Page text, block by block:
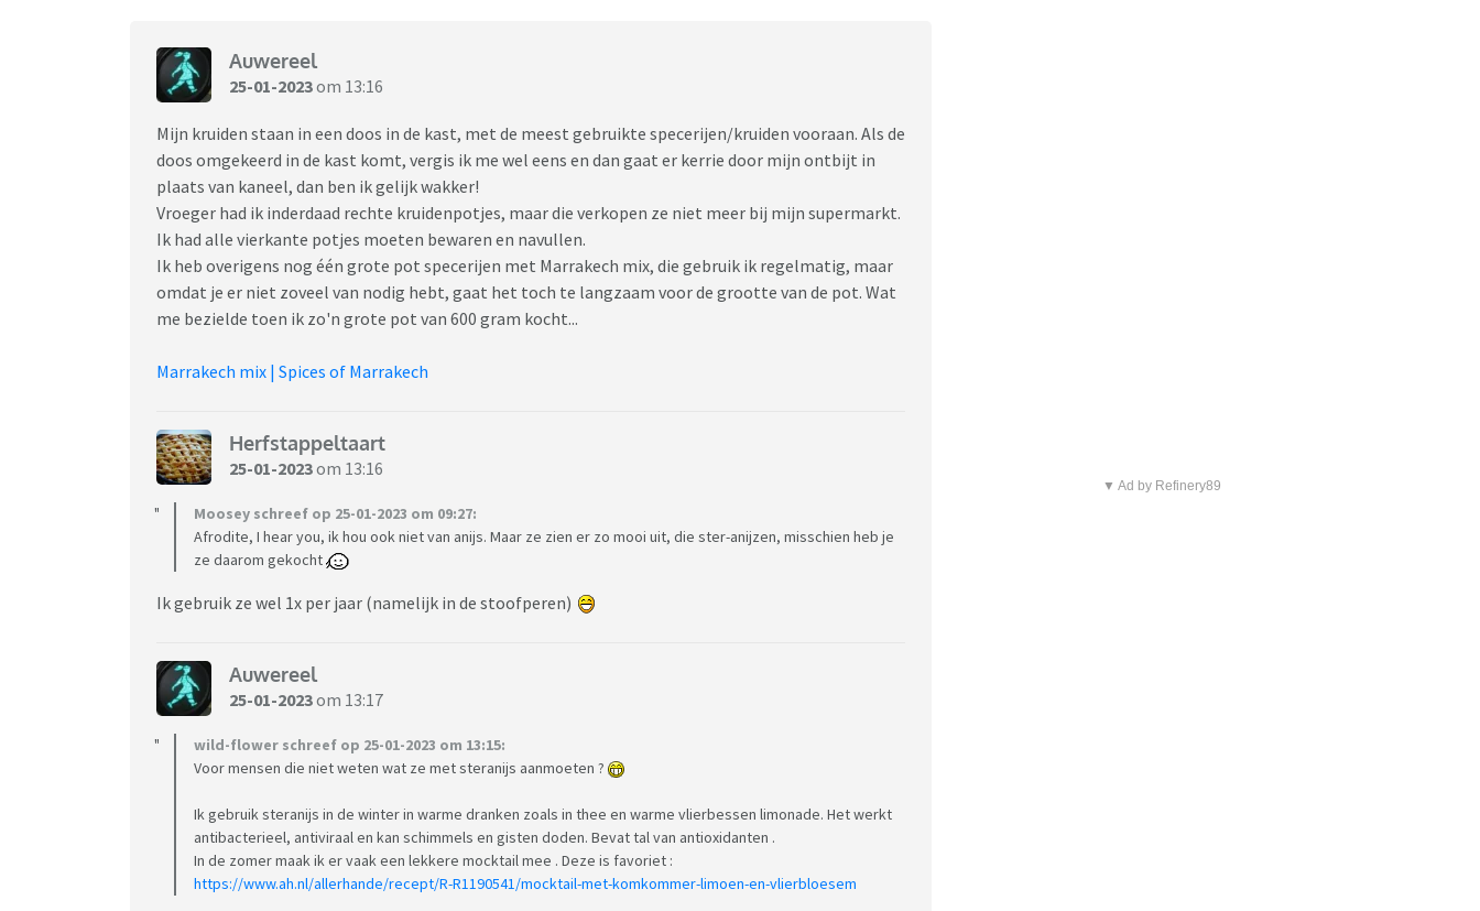
Auwereel
25-01-2023om 13:16
Mijn kruiden staan in een doos in de kast, met de meest gebruikte specerijen/kruiden vooraan. Als de
doos omgekeerd in de kast komt, vergis ik me wel eens en dan gaat er kerrie door mijn ontbijt in
plaats van kaneel, dan ben ik gelijk wakker!
Vroeger had ik inderdaad rechte kruidenpotjes, maar die verkopen ze niet meer bij mijn supermarkt.
Ik had alle vierkante potjes moeten bewaren en navullen.
Ik heb overigens nog één grote pot specerijen met Marrakech mix, die gebruik ik regelmatig, maar
omdat je er niet zoveel van nodig hebt, gaat het toch te langzaam voor de grootte van de pot. Wat
me bezielde toen ik zo'n grote pot van 600 gram kocht...
Marrakech mix | Spices of Marrakech
Herfstappeltaart
25-01-2023om 13:16
Moosey schreef op 25-01-2023 om 09:27:
Afrodite, I hear you, ik hou ook niet van anijs. Maar ze zien er zo mooi uit, die ster-anijzen, misschien heb je
ze daarom gekocht
Ik gebruik ze wel 1x per jaar (namelijk in de stoofperen)
Auwereel
25-01-2023om 13:17
wild-flower schreef op 25-01-2023 om 13:15:
Voor mensen die niet weten wat ze met steranijs aanmoeten ?
Ik gebruik steranijs in de winter in warme dranken zoals in thee en warme vlierbessen limonade. Het werkt
antibacterieel, antiviraal en kan schimmels en gisten doden. Bevat tal van antioxidanten .
In de zomer maak ik er vaak een lekkere mocktail mee . Deze is favoriet :
https://www.ah.nl/allerhande/recept/R-R1190541/mocktail-met-komkommer-limoen-en-vlierbloesem
▼ Ad by Refinery89